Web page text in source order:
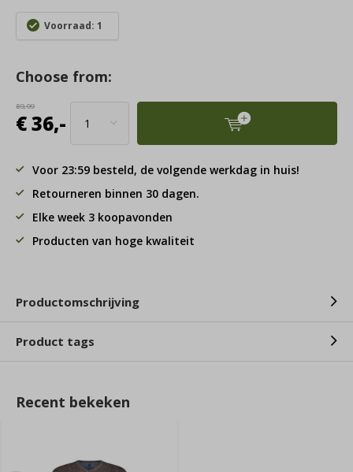
Voorraad: 1
Choose from:
89,99
€ 36,-
Voor 23:59 besteld, de volgende werkdag in huis!
Retourneren binnen 30 dagen.
Elke week 3 koopavonden
Producten van hoge kwaliteit
Productomschrijving
Product tags
Recent bekeken